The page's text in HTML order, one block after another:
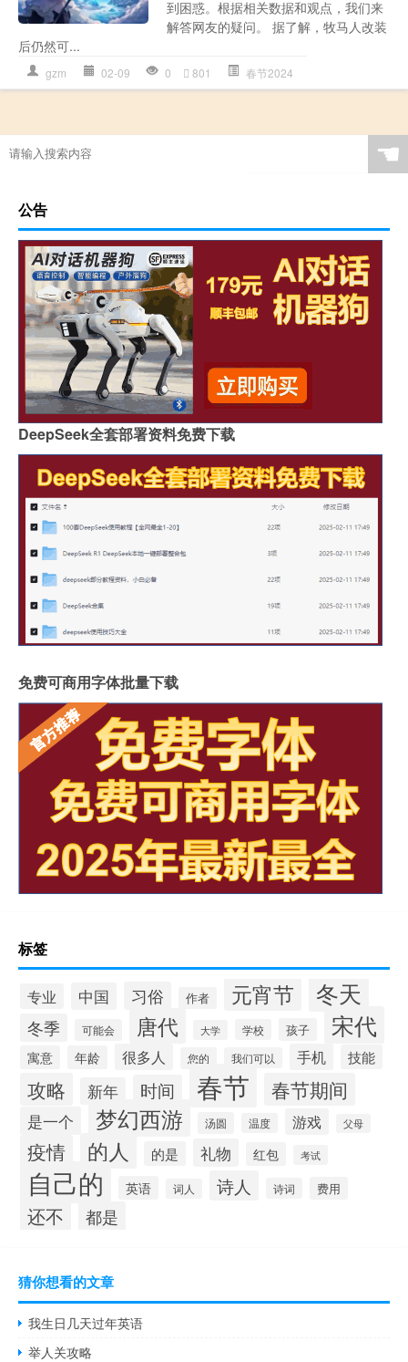
到困惑。根据相关数据和观点，我们来
解答网友的疑问。 据了解，牧马人改装
后仍然可...
gzm 02-09 0 801 春节2024
☚
公告
DeepSeek全套部署资料免费下载
免费可商用字体批量下载
标签
专业 中国 习俗 作者 元宵节 冬天
冬季 可能会 唐代 大学 学校 孩子 宋代
寓意 年龄 很多人 您的 我们可以 手机 技能
攻略 新年 时间 春节 春节期间
是一个 梦幻西游 汤圆 温度 游戏 父母
疫情 的人 的是 礼物 红包 考试
自己的 英语 词人 诗人 诗词 费用
还不 都是
猜你想看的文章
我生日几天过年英语
举人关攻略